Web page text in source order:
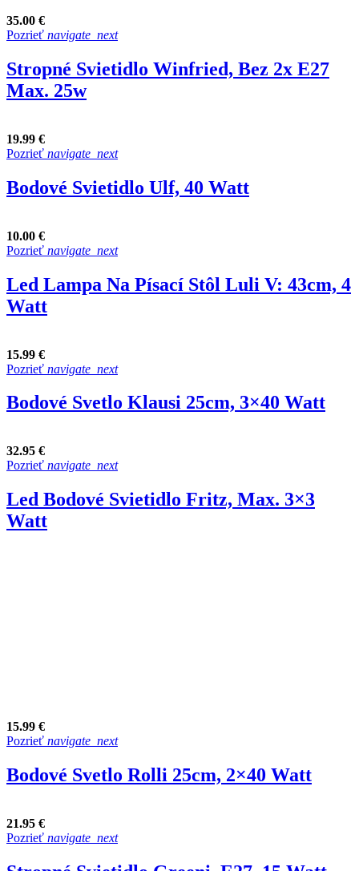
35.00 €
Pozrieť navigate_next
Stropné Svietidlo Winfried, Bez 2x E27
Max. 25w
19.99 €
Pozrieť navigate_next
Bodové Svietidlo Ulf, 40 Watt
10.00 €
Pozrieť navigate_next
Led Lampa Na Písací Stôl Luli V: 43cm, 4
Watt
15.99 €
Pozrieť navigate_next
Bodové Svetlo Klausi 25cm, 3×40 Watt
32.95 €
Pozrieť navigate_next
Led Bodové Svietidlo Fritz, Max. 3×3
Watt
15.99 €
Pozrieť navigate_next
Bodové Svetlo Rolli 25cm, 2×40 Watt
21.95 €
Pozrieť navigate_next